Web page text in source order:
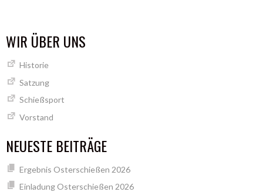
WIR ÜBER UNS
Historie
Satzung
Schießsport
Vorstand
NEUESTE BEITRÄGE
Ergebnis Osterschießen 2026
Einladung Osterschießen 2026